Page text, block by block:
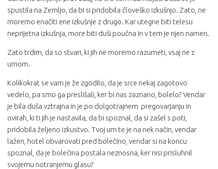
spustila na Zemljo, da bi si pridobila človeško izkušnjo. Zato, ne
moremo enačiti ene izkušnje z drugo. Kar utegne biti telesu
neprijetna izkušnja, more biti duši poučna in v tem je njen namen.
Zato trdim, da so stvari, ki jih ne moremo razumeti, vsaj ne z
umom.
Kolikokrat se vam je že zgodilo, da je srce nekaj zagotovo
vedelo, pa smo ga preslišali, ker bi nas zaznano, bolelo? Vendar
je bila duša vztrajna in je po dolgotrajnem pregovarjanju in
ovirah, ki ti jih je nastavila, da bi spoznal, da si zašel s poti,
pridobila željeno izkustvo. Tvoj um te je na nek način, vendar
lažen, hotel obvarovati pred bolečino, vendar si na koncu
spoznal, da je bolečina postala neznosna, ker nisi prisluhnil
svojemu notranjemu glasu?